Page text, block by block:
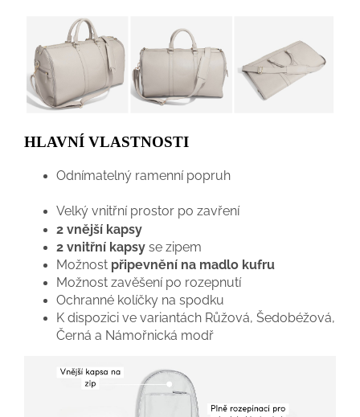
HLAVNÍ VLASTNOSTI
Odnímatelný ramenní popruh
Velký vnitřní prostor po zavření
2 vnější kapsy
2 vnitřní kapsy se zipem
Možnost připevnění na madlo kufru
Možnost zavěšení po rozepnutí
Ochranné kolíčky na spodku
K dispozici ve variantách Růžová, Šedobéžová,
Černá a Námořnická modř